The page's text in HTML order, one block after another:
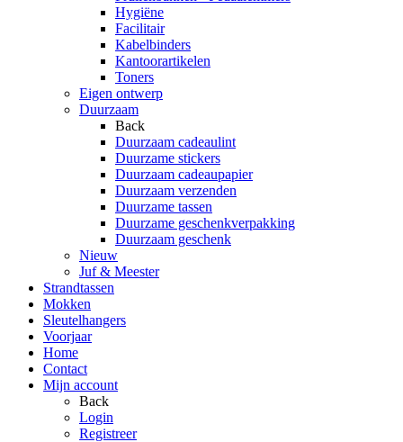
Hygiëne
Facilitair
Kabelbinders
Kantoorartikelen
Toners
Eigen ontwerp
Duurzaam
Back
Duurzaam cadeaulint
Duurzame stickers
Duurzaam cadeaupapier
Duurzaam verzenden
Duurzame tassen
Duurzame geschenkverpakking
Duurzaam geschenk
Nieuw
Juf & Meester
Strandtassen
Mokken
Sleutelhangers
Voorjaar
Home
Contact
Mijn account
Back
Login
Registreer